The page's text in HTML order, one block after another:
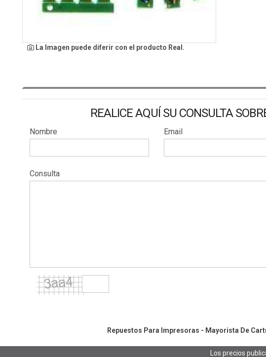
La Imagen puede diferir con el producto Real.
REALICE AQUÍ SU CONSULTA
Nombre Email
Consulta
Repuestos Para Impresoras - Mayorista De
Los precios